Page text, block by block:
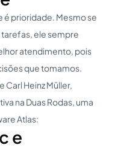
é prioridade. Mesmo se
ele sempre
atendimento, pois
que tomamos.
Heinz Müller,
na Duas Rodas, uma
Atlas:
e